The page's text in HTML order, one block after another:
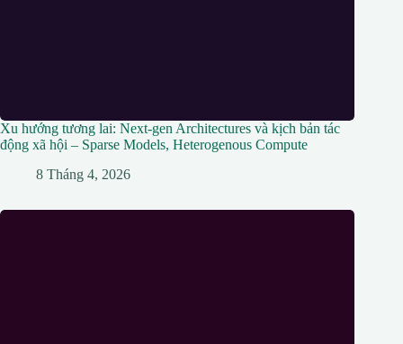
Xu hướng tương lai: Next-gen Architectures và kịch bản tác
động xã hội – Sparse Models, Heterogenous Compute
8 Tháng 4, 2026